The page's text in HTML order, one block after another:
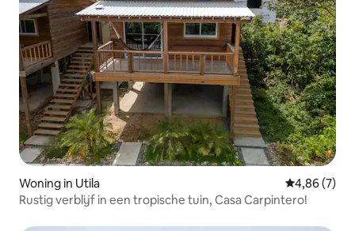
Woning in Utila Gemiddelde
4,86 (7)
Rustig verblijf in een tropische tuin, Casa Carpintero!